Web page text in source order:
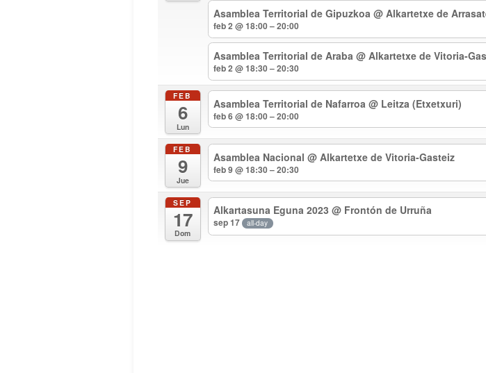
Asamblea Territorial de Gipuzkoa@ Alkartetxe de
feb 2 @ 18:00 – 20:00
Asamblea Territorial de Araba@ Alkartetxe de Vitoria-
feb 2 @ 18:30 – 20:30
FEB
6
Lun
Asamblea Territorial de Nafarroa@ Leitza (Etxetxuri)
feb 6 @ 18:00 – 20:00
FEB
9
Jue
Asamblea Nacional@ Alkartetxe de Vitoria-Gasteiz
feb 9 @ 18:30 – 20:30
SEP
17
Dom
Alkartasuna Eguna 2023@ Frontón de Urruña
sep 17 all-day